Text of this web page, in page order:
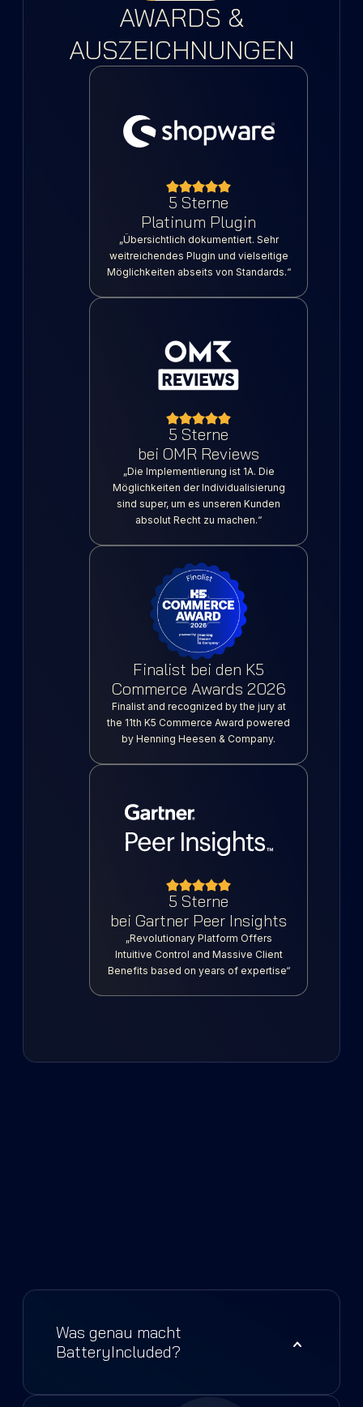
AWARDS &
AUSZEICHNUNGEN
5 Sterne
Platinum Plugin
„Übersichtlich dokumentiert. Sehr
weitreichendes Plugin und vielseitige
Möglichkeiten abseits von Standards.“
5 Sterne
bei OMR Reviews
„Die Implementierung ist 1A. Die
Möglichkeiten der Individualisierung
sind super, um es unseren Kunden
absolut Recht zu machen.“
Finalist bei den K5
Commerce Awards 2026
Finalist and recognized by the jury at
the 11th K5 Commerce Award powered
by Henning Heesen & Company.
5 Sterne
bei Gartner Peer Insights
„Revolutionary Platform Offers
Intuitive Control and Massive Client
Benefits based on years of expertise“
Was genau macht
BatteryIncluded?